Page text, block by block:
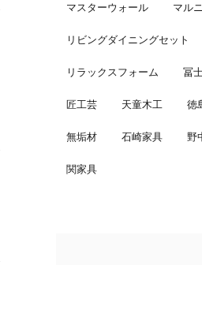
マスターウォール マル
リビングダイニングセット
リラックスフォーム 冨
匠工芸 天童木工 徳
無垢材 石崎家具 野
関家具